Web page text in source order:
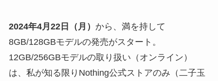
2024年4月22日（月） から、満を持して
8GB/128GBモデルの発売がスタート。
12GB/256GBモデルの取り扱い（オンライン）
は、私が知る限りNothing公式ストアのみ（二子玉